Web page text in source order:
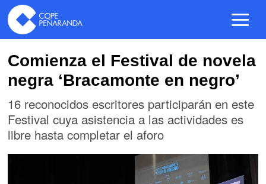
Comienza el Festival de novela
negra ‘Bracamonte en negro’
16 reconocidos escritores participarán en este
Festival cuya asistencia a las actividades es
libre hasta completar el aforo